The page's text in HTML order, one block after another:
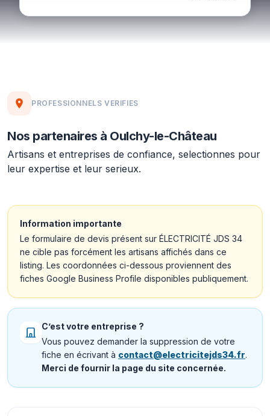
PROFESSIONNELS VERIFIES
Nos partenaires à Oulchy-le-Château
Artisans et entreprises de confiance, selectionnes pour
leur expertise et leur serieux.
Information importante
Le formulaire de devis présent sur ÉLECTRICITÉ JDS 34
ne cible pas forcément les artisans affichés dans ce
listing. Les coordonnées ci-dessous proviennent des
fiches Google Business Profile disponibles publiquement.
C’est votre entreprise ?
Vous pouvez demander la suppression de votre
fiche en écrivant à contact@electricitejds34.fr.
Merci de fournir la page du site concernée.